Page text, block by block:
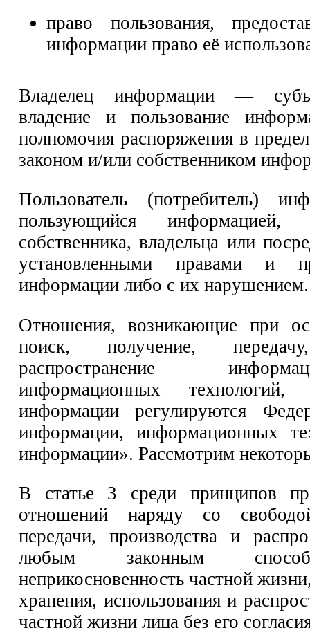
право пользования,
информации право её
Владелец информации —
владение и пользование
полномочия распоряжения в
законом и/или собственником
Пользователь (потребитель)
пользующийся
собственника, владельца или
установленными правами и
информации либо с их нарушением.
Отношения, возникающие при
поиск, получение,
распространение
информационных технологий,
информации регулируются
информации, информационных
информации». Рассмотрим
В статье 3 среди принципов
отношений наряду со
передачи, производства и
любым законным
неприкосновенность частной
хранения, использования и
частной жизни лица без его